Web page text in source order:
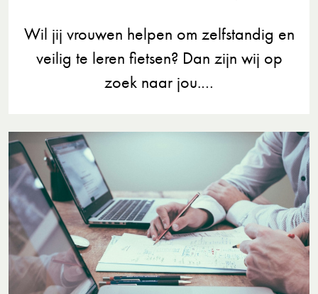
Wil jij vrouwen helpen om zelfstandig en
veilig te leren fietsen? Dan zijn wij op
zoek naar jou.…